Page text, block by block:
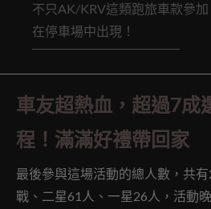
不只AK/KRV這類跑旅車款參
在停車場中出現！
車友超熱血，超過7成
程！滿滿好禮帶回家
最後參與這場活動的總人數，共
戰、二星61人、一星26人，活動